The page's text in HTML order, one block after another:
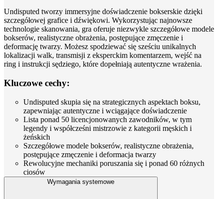
Undisputed tworzy immersyjne doświadczenie bokserskie dzięki
szczegółowej grafice i dźwiękowi. Wykorzystując najnowsze
technologie skanowania, gra oferuje niezwykle szczegółowe modele
bokserów, realistyczne obrażenia, postępujące zmęczenie i
deformację twarzy. Możesz spodziewać się sześciu unikalnych
lokalizacji walk, transmisji z eksperckim komentarzem, wejść na
ring i instrukcji sędziego, które dopełniają autentyczne wrażenia.
Kluczowe cechy:
Undisputed skupia się na strategicznych aspektach boksu,
zapewniając autentyczne i wciągające doświadczenie
Lista ponad 50 licencjonowanych zawodników, w tym
legendy i współcześni mistrzowie z kategorii męskich i
żeńskich
Szczegółowe modele bokserów, realistyczne obrażenia,
postępujące zmęczenie i deformacja twarzy
Rewolucyjne mechaniki poruszania się i ponad 60 różnych
ciosów
Wymagania systemowe